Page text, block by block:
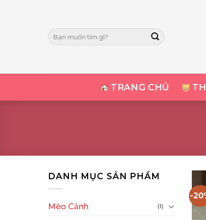
Tìm
kiếm:
TRANG CHỦ
DANH MỤC SẢN PHẨM
Mèo Cảnh (1)
-